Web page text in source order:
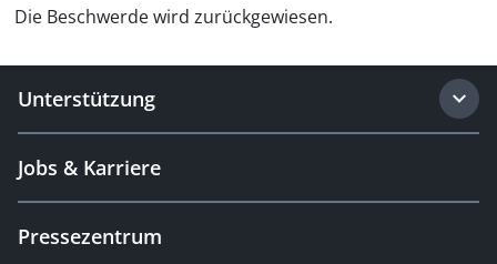
Die Beschwerde wird zurückgewiesen.
Unterstützung
Jobs & Karriere
Pressezentrum